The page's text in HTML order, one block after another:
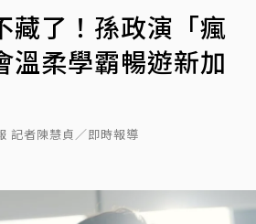
藏了！孫政演「瘋
溫柔學霸暢遊新加
記者陳慧貞／即時報導